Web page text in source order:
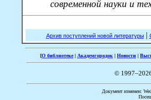
современной науки и
Архив поступлений новой литературы|
[О библиотеке| Академгородок | Новости |
©
Документ изменен: